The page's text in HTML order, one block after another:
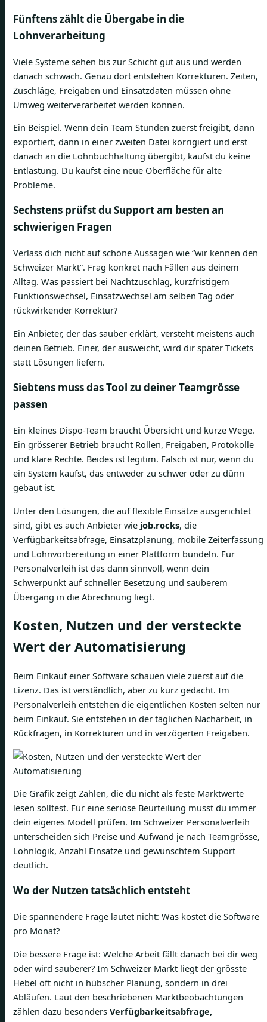
Fünftens zählt die Übergabe in die
Lohnverarbeitung
Viele Systeme sehen bis zur Schicht gut aus und werden
danach schwach. Genau dort entstehen Korrekturen. Zeiten,
Zuschläge, Freigaben und Einsatzdaten müssen ohne
Umweg weiterverarbeitet werden können.
Ein Beispiel. Wenn dein Team Stunden zuerst freigibt, dann
exportiert, dann in einer zweiten Datei korrigiert und erst
danach an die Lohnbuchhaltung übergibt, kaufst du keine
Entlastung. Du kaufst eine neue Oberfläche für alte
Probleme.
Sechstens prüfst du Support am besten an
schwierigen Fragen
Verlass dich nicht auf schöne Aussagen wie “wir kennen den
Schweizer Markt”. Frag konkret nach Fällen aus deinem
Alltag. Was passiert bei Nachtzuschlag, kurzfristigem
Funktionswechsel, Einsatzwechsel am selben Tag oder
rückwirkender Korrektur?
Ein Anbieter, der das sauber erklärt, versteht meistens auch
deinen Betrieb. Einer, der ausweicht, wird dir später Tickets
statt Lösungen liefern.
Siebtens muss das Tool zu deiner Teamgrösse
passen
Ein kleines Dispo-Team braucht Übersicht und kurze Wege.
Ein grösserer Betrieb braucht Rollen, Freigaben, Protokolle
und klare Rechte. Beides ist legitim. Falsch ist nur, wenn du
ein System kaufst, das entweder zu schwer oder zu dünn
gebaut ist.
Unter den Lösungen, die auf flexible Einsätze ausgerichtet
sind, gibt es auch Anbieter wie job.rocks, die
Verfügbarkeitsabfrage, Einsatzplanung, mobile Zeiterfassung
und Lohnvorbereitung in einer Plattform bündeln. Für
Personalverleih ist das dann sinnvoll, wenn dein
Schwerpunkt auf schneller Besetzung und sauberem
Übergang in die Abrechnung liegt.
Kosten, Nutzen und der versteckte
Wert der Automatisierung
Beim Einkauf einer Software schauen viele zuerst auf die
Lizenz. Das ist verständlich, aber zu kurz gedacht. Im
Personalverleih entstehen die eigentlichen Kosten selten nur
beim Einkauf. Sie entstehen in der täglichen Nacharbeit, in
Rückfragen, in Korrekturen und in verzögerten Freigaben.
Die Grafik zeigt Zahlen, die du nicht als feste Marktwerte
lesen solltest. Für eine seriöse Beurteilung musst du immer
dein eigenes Modell prüfen. Im Schweizer Personalverleih
unterscheiden sich Preise und Aufwand je nach Teamgrösse,
Lohnlogik, Anzahl Einsätze und gewünschtem Support
deutlich.
Wo der Nutzen tatsächlich entsteht
Die spannendere Frage lautet nicht: Was kostet die Software
pro Monat?
Die bessere Frage ist: Welche Arbeit fällt danach bei dir weg
oder wird sauberer? Im Schweizer Markt liegt der grösste
Hebel oft nicht in hübscher Planung, sondern in drei
Abläufen. Laut den beschriebenen Marktbeobachtungen
zählen dazu besonders Verfügbarkeitsabfrage,